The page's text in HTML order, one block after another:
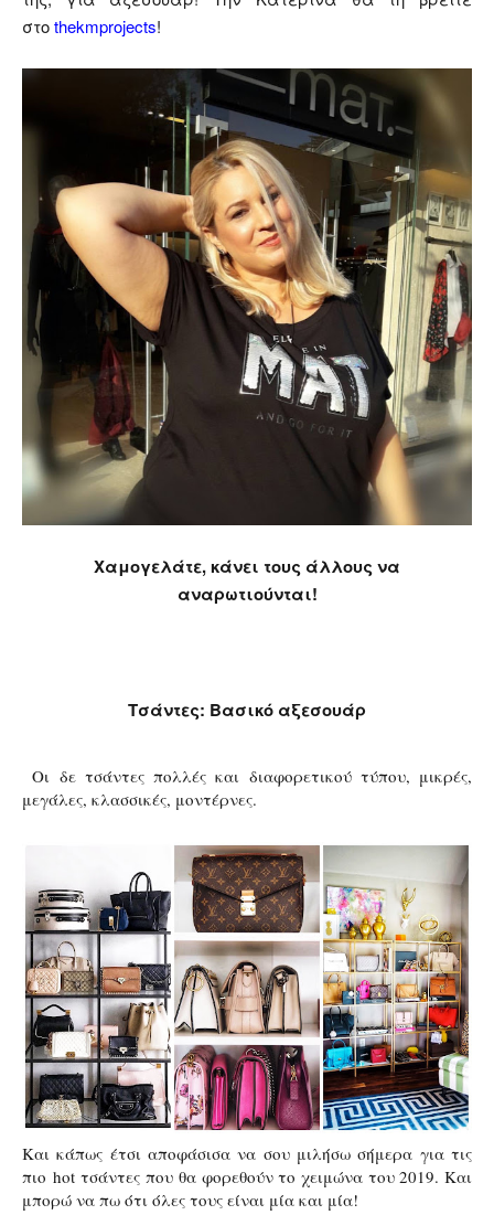
στοthekmprojects!
Χαμογελάτε, κάνει τους άλλους να
αναρωτιούνται!
Τσάντες: Βασικό αξεσουάρ
Οι δε τσάντες πολλές και διαφορετικού τύπου, μικρές,
μεγάλες, κλασσικές, μοντέρνες.
Και κάπως έτσι αποφάσισα να σου μιλήσω σήμερα για τις
πιο hotτσάντες που θα φορεθούν το χειμώνα του 2019. Και
μπορώ να πω ότι όλες τους είναι μία και μία!